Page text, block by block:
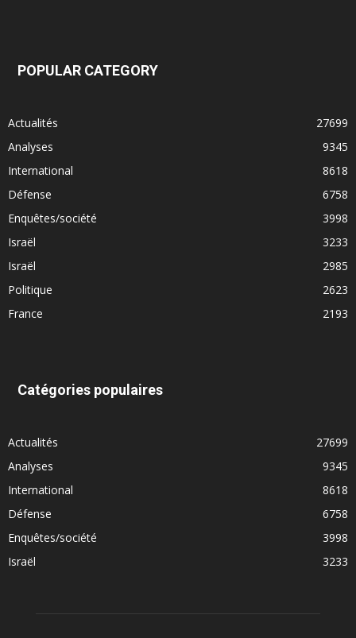
POPULAR CATEGORY
Actualités
27699
Analyses
9345
International
8618
Défense
6758
Enquêtes/société
3998
Israël
3233
Israël
2985
Politique
2623
France
2193
Catégories populaires
Actualités
27699
Analyses
9345
International
8618
Défense
6758
Enquêtes/société
3998
Israël
3233